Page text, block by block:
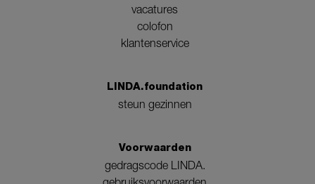
vacatures
colofon
klantenservice
LINDA.foundation
steun gezinnen
Voorwaarden
gedragscode LINDA.